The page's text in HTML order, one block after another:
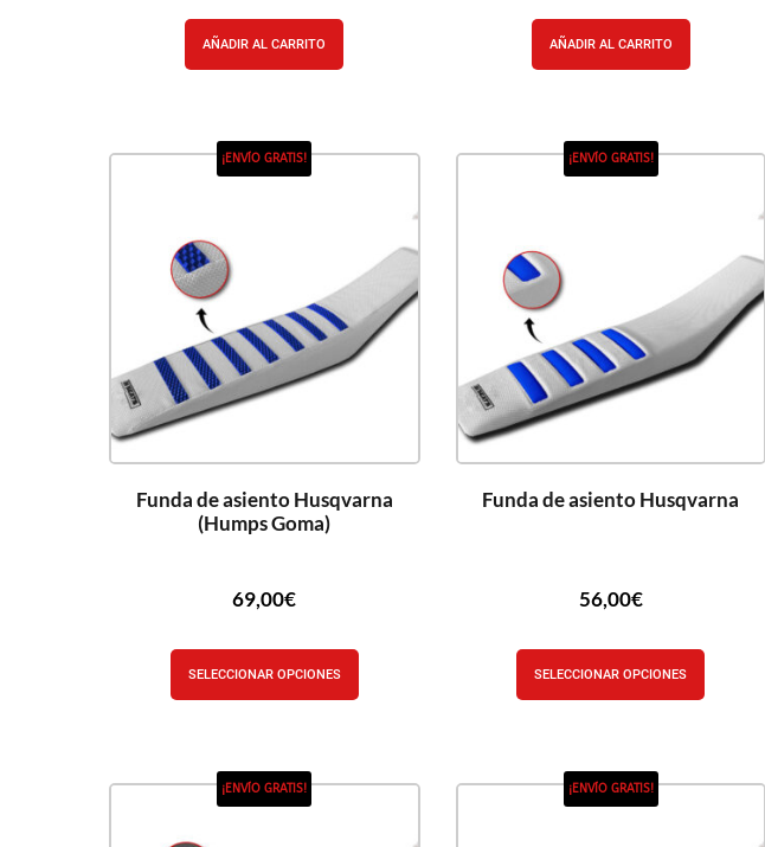
AÑADIR AL CARRITO AÑADIR AL CARRITO
¡ENVÍO GRATIS!
Funda de asiento Husqvarna
(Humps Goma)
69,00€
SELECCIONAR OPCIONES
¡ENVÍO GRATIS!
Funda de asiento Husqvarna
56,00€
SELECCIONAR OPCIONES
¡ENVÍO GRATIS! ¡ENVÍO GRATIS!